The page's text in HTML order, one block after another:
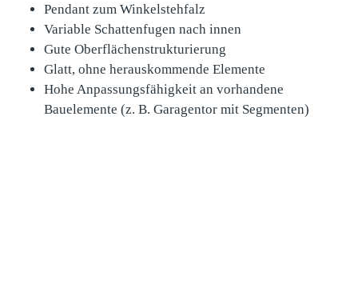
Pendant zum Winkelstehfalz
Variable Schattenfugen nach innen
Gute Oberflächenstrukturierung
Glatt, ohne herauskommende Elemente
Hohe Anpassungsfähigkeit an vorhandene
Bauelemente (z. B. Garagentor mit Segmenten)